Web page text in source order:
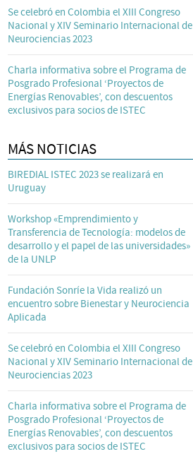
Se celebró en Colombia el XIII Congreso
Nacional y XIV Seminario Internacional de
Neurociencias 2023
Charla informativa sobre el Programa de
Posgrado Profesional ‘Proyectos de
Energías Renovables’, con descuentos
exclusivos para socios de ISTEC
MÁS NOTICIAS
BIREDIAL ISTEC 2023 se realizará en
Uruguay
Workshop «Emprendimiento y
Transferencia de Tecnología: modelos de
desarrollo y el papel de las universidades»
de la UNLP
Fundación Sonríe la Vida realizó un
encuentro sobre Bienestar y Neurociencia
Aplicada
Se celebró en Colombia el XIII Congreso
Nacional y XIV Seminario Internacional de
Neurociencias 2023
Charla informativa sobre el Programa de
Posgrado Profesional ‘Proyectos de
Energías Renovables’, con descuentos
exclusivos para socios de ISTEC